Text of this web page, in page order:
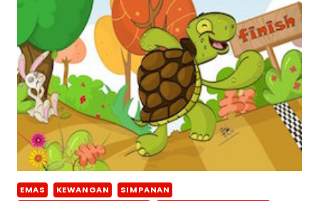
EMAS KEWANGAN
SIMPANAN